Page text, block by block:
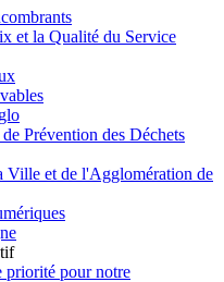
et la Qualité du Service
Prévention des Déchets
Ville et de l'Agglomération de
priorité pour notre